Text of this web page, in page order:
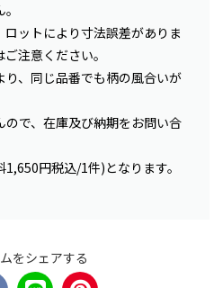
ットにより寸法誤差がありま
注意ください。
、同じ品番でも柄の風合いが
で、在庫及び納期をお問い合
円税込/1件)となります。
をシェアする